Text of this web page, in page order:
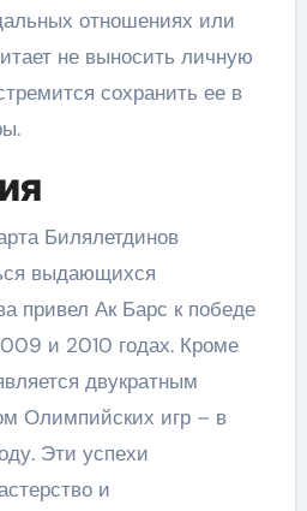
отношениях или
не выносить личную
сохранить ее в
Билялетдинов
выдающихся
привел Ак Барс к победе
и 2010 годах. Кроме
двукратным
Олимпийских игр – в
Эти успехи
и